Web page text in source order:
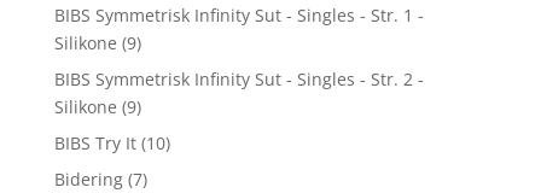
BIBS Symmetrisk Infinity Sut - Singles - Str. 1 -
Silikone (9)
BIBS Symmetrisk Infinity Sut - Singles - Str. 2 -
Silikone (9)
BIBS Try It (10)
Bidering (7)